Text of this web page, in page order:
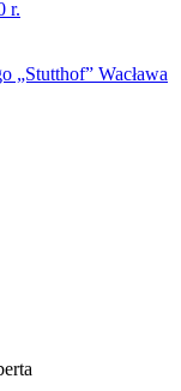
r.
„Stutthof” Wacława